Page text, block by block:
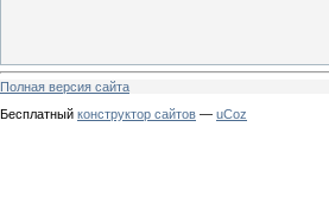
Полная версия сайта
Бесплатный конструктор сайтов — uCoz